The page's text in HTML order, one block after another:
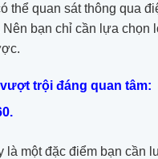
thể quan sát thông qua
bạn chỉ cần lựa chọn
trội đáng quan tâm:
là một đặc điểm bạn cần